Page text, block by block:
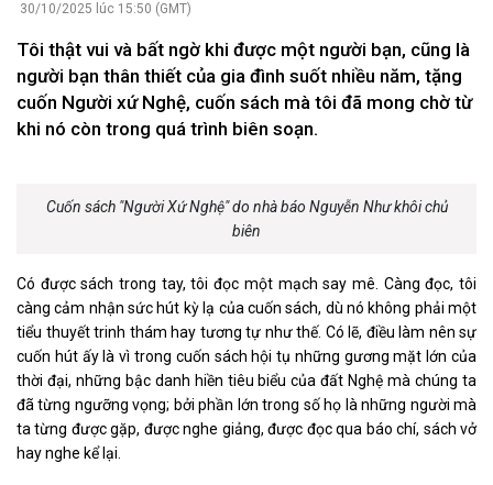
30/10/2025 lúc 15:50 (GMT)
Tôi thật vui và bất ngờ khi được một người bạn, cũng là
người bạn thân thiết của gia đình suốt nhiều năm, tặng
cuốn Người xứ Nghệ, cuốn sách mà tôi đã mong chờ từ
khi nó còn trong quá trình biên soạn.
Cuốn sách "Người Xứ Nghệ" do nhà báo Nguyễn Như khôi chủ
biên
Có được sách trong tay, tôi đọc một mạch say mê. Càng đọc, tôi
càng cảm nhận sức hút kỳ lạ của cuốn sách, dù nó không phải một
tiểu thuyết trinh thám hay tương tự như thế. Có lẽ, điều làm nên sự
cuốn hút ấy là vì trong cuốn sách hội tụ những gương mặt lớn của
thời đại, những bậc danh hiền tiêu biểu của đất Nghệ mà chúng ta
đã từng ngưỡng vọng; bởi phần lớn trong số họ là những người mà
ta từng được gặp, được nghe giảng, được đọc qua báo chí, sách vở
hay nghe kể lại.